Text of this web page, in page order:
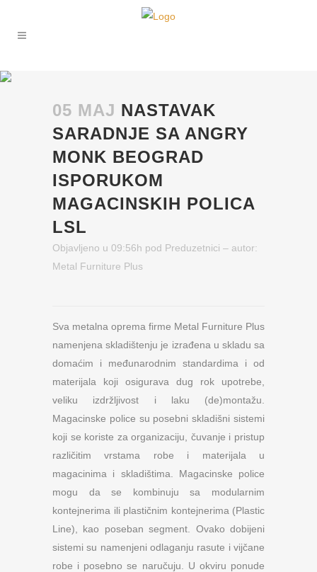
05 MAJ NASTAVAK
SARADNJE SA ANGRY
MONK BEOGRAD
ISPORUKOM
MAGACINSKIH POLICA
LSL
Objavljeno u 09:56h pod Preduzetnici – autor:
Metal Furniture Plus
Sva metalna oprema firme Metal Furniture Plus
namenjena skladištenju je izrađena u skladu sa
domaćim i međunarodnim standardima i od
materijala koji osigurava dug rok upotrebe,
veliku izdržljivost i laku (de)montažu.
Magacinske police su posebni skladišni sistemi
koji se koriste za organizaciju, čuvanje i pristup
različitim vrstama robe i materijala u
magacinima i skladištima. Magacinske police
mogu da se kombinuju sa modularnim
kontejnerima ili plastičnim kontejnerima (Plastic
Line), kao poseban segment. Ovako dobijeni
sistemi su namenjeni odlaganju rasute i vijčane
robe i posebno se naručuju. U okviru ponude